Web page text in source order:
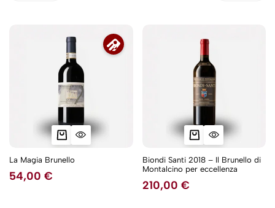
La Magia Brunello
54,00 €
Biondi Santi 2018 – Il Brunello di
Montalcino per eccellenza
210,00 €